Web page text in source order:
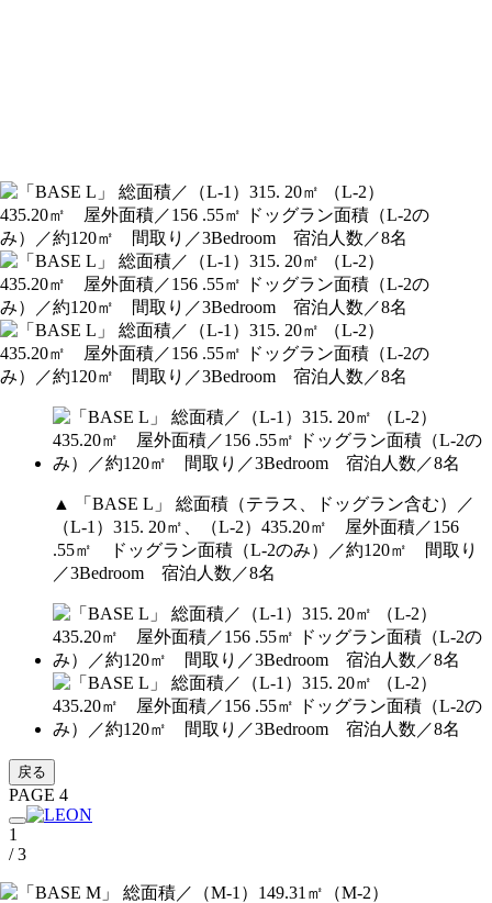
▲ 「BASE L」 総面積（テラス、ドッグラン含む）／
（L-1）315. 20㎡、（L-2）435.20㎡ 屋外面積／156
.55㎡ ドッグラン面積（L-2のみ）／約120㎡ 間取り
／3Bedroom 宿泊人数／8名
戻る
PAGE 4
1
/ 3